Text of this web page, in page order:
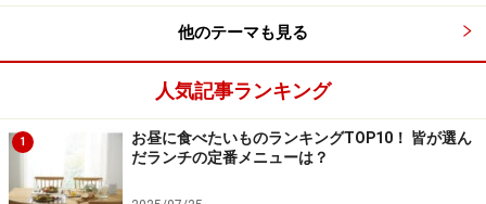
他のテーマも見る
人気記事ランキング
1
お昼に食べたいものランキングTOP10！ 皆が選ん
だランチの定番メニューは？